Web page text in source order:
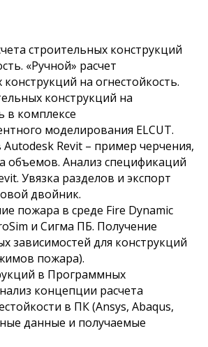
строительных конструкций
«Ручной» расчет
на огнестойкость.
конструкций на
в комплексе
моделирования ELCUT.
Revit – пример черчения,
объемов. Анализ спецификаций
Увязка разделов и экспорт
двойник.
пожара в среде Fire Dynamic
и Сигма ПБ. Получение
зависимостей для конструкций
пожара).
в Программных
концепции расчета
в ПК (Ansys, Abaqus,
данные и получаемые